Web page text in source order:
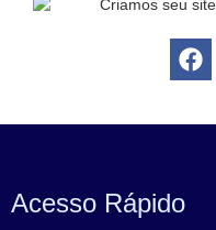
Acesso Rápido